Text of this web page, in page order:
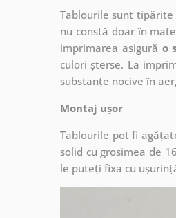
Tablourile sunt
nu constă doar în
imprimarea asigură o
culori șterse. La
substanțe nocive în
Montaj ușor
Tablourile pot fi
solid cu grosimea de
le puteți fixa cu